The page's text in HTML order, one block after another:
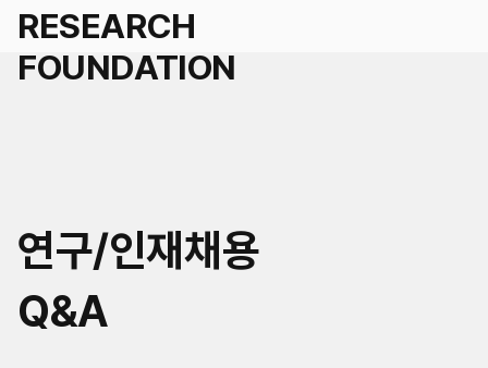
국가경영
도시경영
인재채용
연구/인재채용
Q&A